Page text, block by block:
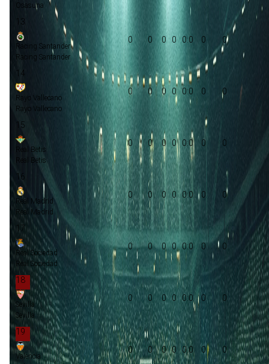
Osasuna
13
Racing Santander
Racing Santander
0 0 0 0 0:0 0 0
14
Rayo Vallecano
Rayo Vallecano
0 0 0 0 0:0 0 0
15
Real Betis
Real Betis
0 0 0 0 0:0 0 0
16
Real Madrid
Real Madrid
0 0 0 0 0:0 0 0
17
Real Sociedad
Real Sociedad
0 0 0 0 0:0 0 0
18
Sevilla
Sevilla
0 0 0 0 0:0 0 0
19
Valencia
0 0 0 0 0:0 0 0